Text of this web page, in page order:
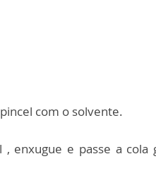
com o solvente.
enxugue e passe a cola